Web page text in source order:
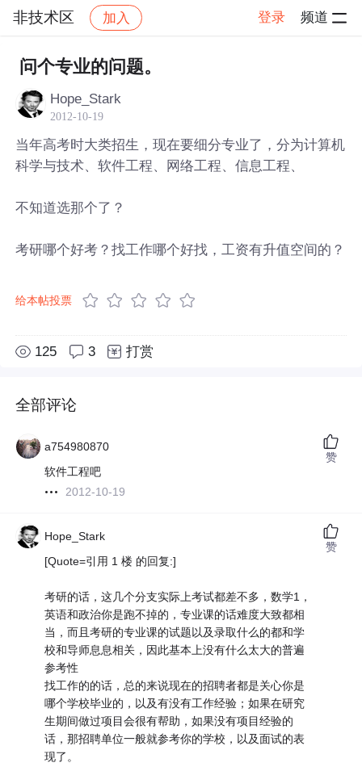
非技术区 加入 登录 频道
社区 非技术区
问个专业的问题。
Hope_Stark
2012-10-19
当年高考时大类招生，现在要细分专业了，分为计算机
科学与技术、软件工程、网络工程、信息工程、
不知道选那个了？
考研哪个好考？找工作哪个好找，工资有升值空间的？
给本帖投票
125 3 打赏
全部评论
a754980870
软件工程吧
2012-10-19
赞
Hope_Stark
[Quote=引用 1 楼 的回复:]
考研的话，这几个分支实际上考试都差不多，数学1，
英语和政治你是跑不掉的，专业课的话难度大致都相
当，而且考研的专业课的试题以及录取什么的都和学
校和导师息息相关，因此基本上没有什么太大的普遍
参考性
找工作的的话，总的来说现在的招聘者都是关心你是
哪个学校毕业的，以及有没有工作经验；如果在研究
生期间做过项目会很有帮助，如果没有项目经验的
话，那招聘单位一般就参考你的学校，以及面试的表
现了。
赞